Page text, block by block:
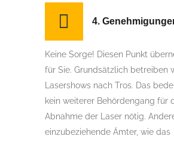
4.
Keine Sorge! Diesen Punkt
für Sie. Grundsätzlich betreiben
Lasershows nach Tros. Das
kein weiterer Behördengang für
Abnahme der Laser nötig.
einzubeziehende Ämter, wie das